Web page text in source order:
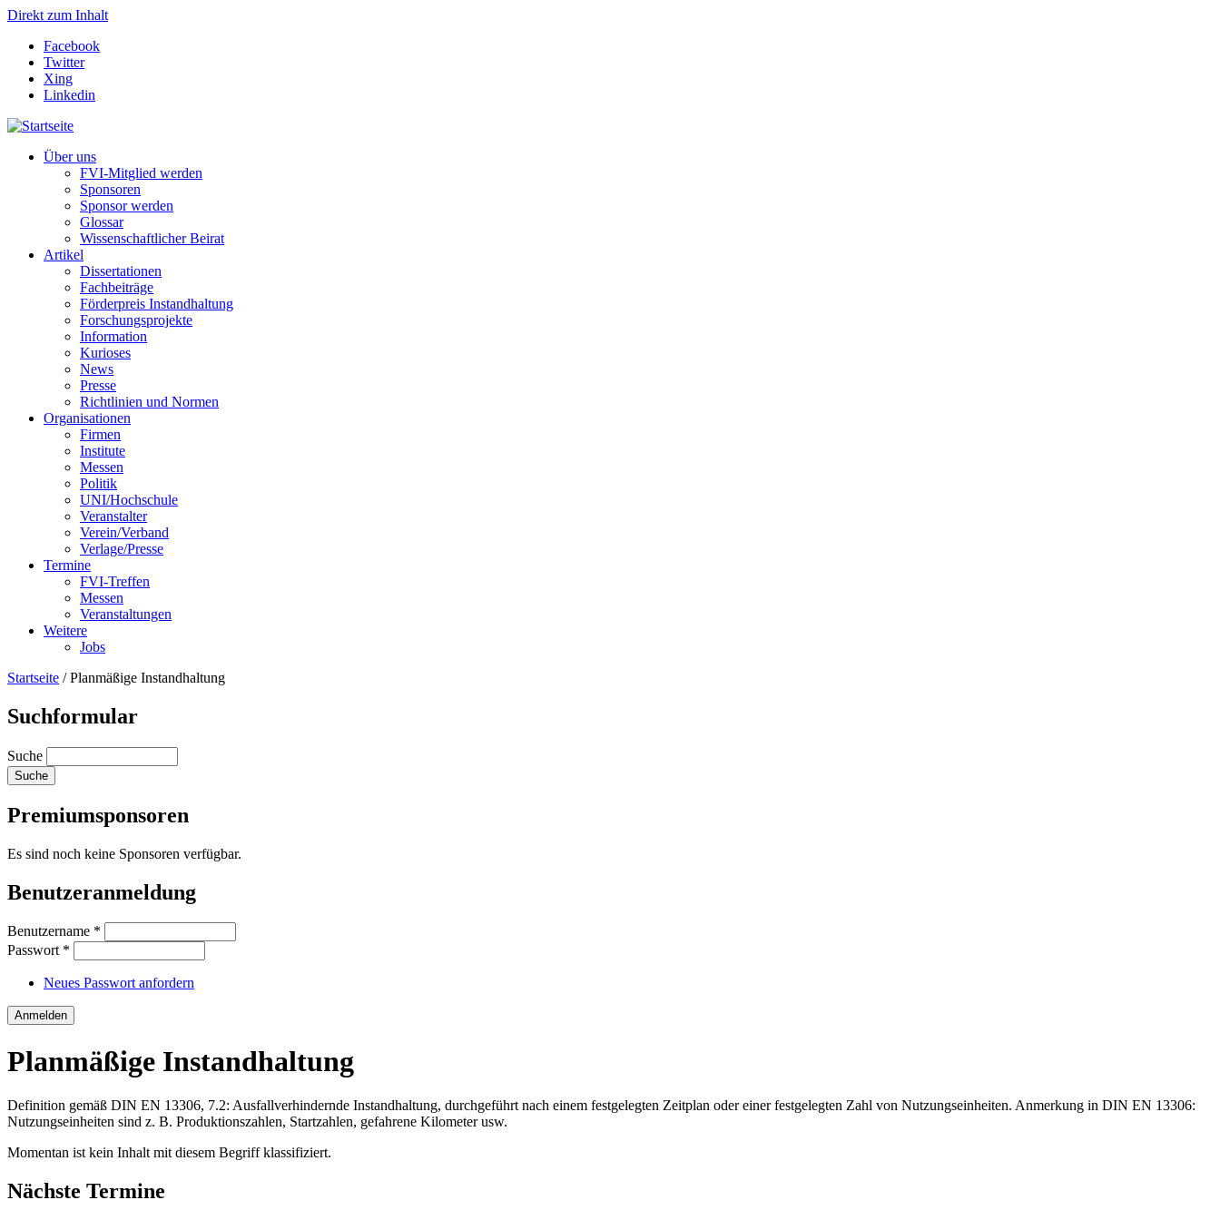
Direkt zum Inhalt
Facebook
Twitter
Xing
Linkedin
Über uns
FVI-Mitglied werden
Sponsoren
Sponsor werden
Glossar
Wissenschaftlicher Beirat
Artikel
Dissertationen
Fachbeiträge
Förderpreis Instandhaltung
Forschungsprojekte
Information
Kurioses
News
Presse
Richtlinien und Normen
Organisationen
Firmen
Institute
Messen
Politik
UNI/Hochschule
Veranstalter
Verein/Verband
Verlage/Presse
Termine
FVI-Treffen
Messen
Veranstaltungen
Weitere
Jobs
Startseite /Planmäßige Instandhaltung
Suchformular
Suche
Premiumsponsoren
Es sind noch keine Sponsoren verfügbar.
Benutzeranmeldung
Benutzername *
Passwort *
Neues Passwort anfordern
Planmäßige Instandhaltung
Definition gemäß DIN EN 13306, 7.2: Ausfallverhindernde Instandhaltung, durchgeführt nach einem festgelegten Zeitplan oder einer festgelegten Zahl von Nutzungseinheiten. Anmerkung in DIN EN 13306:
Nutzungseinheiten sind z. B. Produktionszahlen, Startzahlen, gefahrene Kilometer usw.
Momentan ist kein Inhalt mit diesem Begriff klassifiziert.
Nächste Termine